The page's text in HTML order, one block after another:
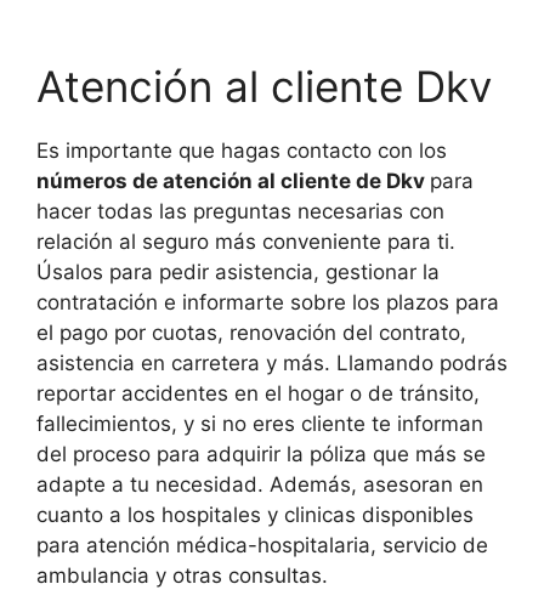
Atención al cliente Dkv
Es importante que hagas contacto con los
números de atención al cliente de Dkv para
hacer todas las preguntas necesarias con
relación al seguro más conveniente para ti.
Úsalos para pedir asistencia, gestionar la
contratación e informarte sobre los plazos para
el pago por cuotas, renovación del contrato,
asistencia en carretera y más. Llamando podrás
reportar accidentes en el hogar o de tránsito,
fallecimientos, y si no eres cliente te informan
del proceso para adquirir la póliza que más se
adapte a tu necesidad. Además, asesoran en
cuanto a los hospitales y clinicas disponibles
para atención médica-hospitalaria, servicio de
ambulancia y otras consultas.